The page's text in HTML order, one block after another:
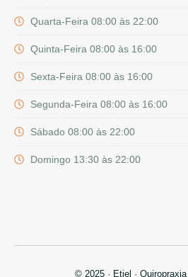
Quarta-Feira 08:00 às 22:00
Quinta-Feira 08:00 às 16:00
Sexta-Feira 08:00 às 16:00
Segunda-Feira 08:00 às 16:00
Sábado 08:00 às 22:00
Domingo 13:30 às 22:00
© 2025 · Etiel ·